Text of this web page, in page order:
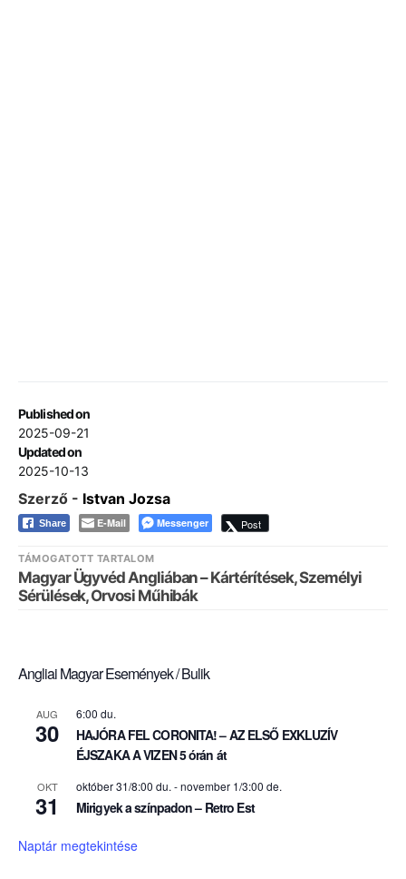
Published on
2025-09-21
Updated on
2025-10-13
Szerző - Istvan Jozsa
Share E-Mail Messenger Post
TÁMOGATOTT TARTALOM
Magyar Ügyvéd Angliában – Kártérítések, Személyi
Sérülések, Orvosi Műhibák
Angliai Magyar Események / Bulik
AUG
30
6:00 du.
HAJÓRA FEL CORONITA! – AZ ELSŐ EXKLUZÍV
ÉJSZAKA A VIZEN 5 órán át
OKT
31
október 31/8:00 du. -november 1/3:00 de.
Mirigyek a színpadon – Retro Est
Naptár megtekintése